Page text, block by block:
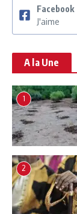
Facebook
J'aime
A la Une
1
2